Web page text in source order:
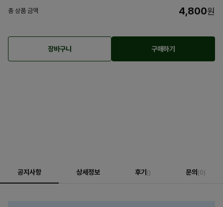
총 상품 금액 4,800원
장바구니 구매하기
공지사항 상세정보 후기 () 문의 (0)